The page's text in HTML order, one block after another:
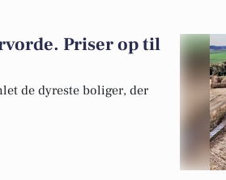
Priser op til
de dyreste boliger, der